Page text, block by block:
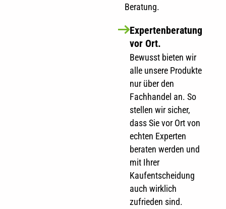
Beratung.
Expertenberatung
vor Ort.
Bewusst bieten wir
alle unsere Produkte
nur über den
Fachhandel an. So
stellen wir sicher,
dass Sie vor Ort von
echten Experten
beraten werden und
mit Ihrer
Kaufentscheidung
auch wirklich
zufrieden sind.